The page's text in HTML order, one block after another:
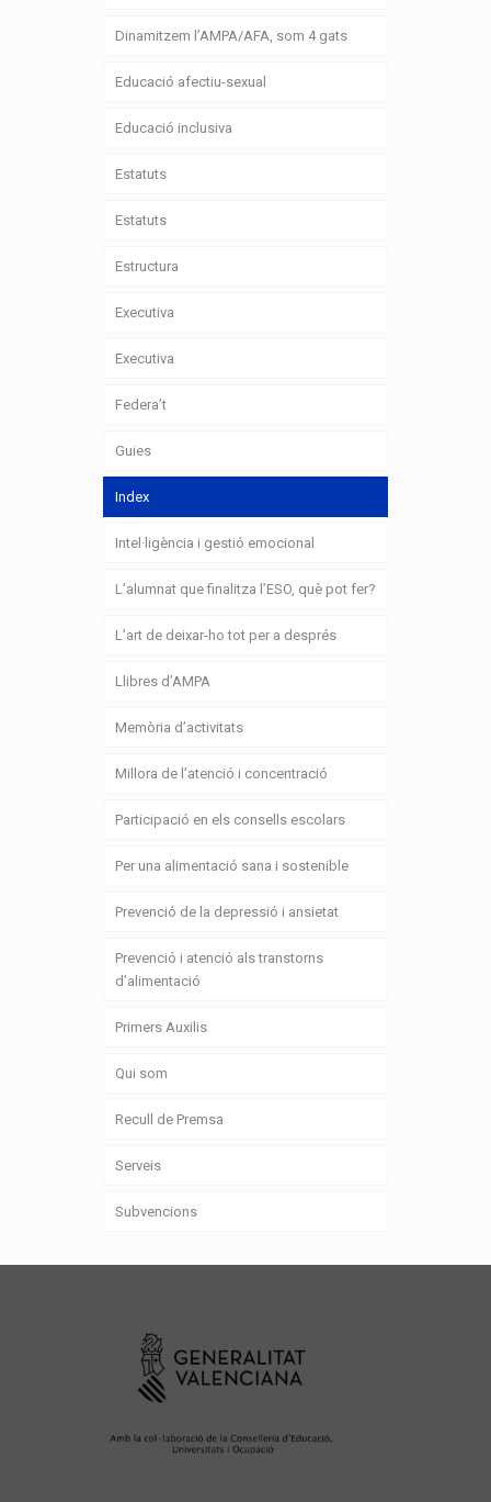
Dinamitzem l’AMPA/AFA, som 4 gats
Educació afectiu-sexual
Educació inclusiva
Estatuts
Estatuts
Estructura
Executiva
Executiva
Federa’t
Guies
Index
Intel·ligència i gestió emocional
L’alumnat que finalitza l’ESO, què pot fer?
L’art de deixar-ho tot per a després
Llibres d’AMPA
Memòria d’activitats
Millora de l’atenció i concentració
Participació en els consells escolars
Per una alimentació sana i sostenible
Prevenció de la depressió i ansietat
Prevenció i atenció als transtorns
d’alimentació
Primers Auxilis
Qui som
Recull de Premsa
Serveis
Subvencions